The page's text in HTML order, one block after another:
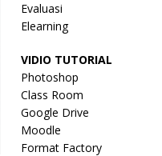
Evaluasi
Elearning
VIDIO TUTORIAL
Photoshop
Class Room
Google Drive
Moodle
Format Factory